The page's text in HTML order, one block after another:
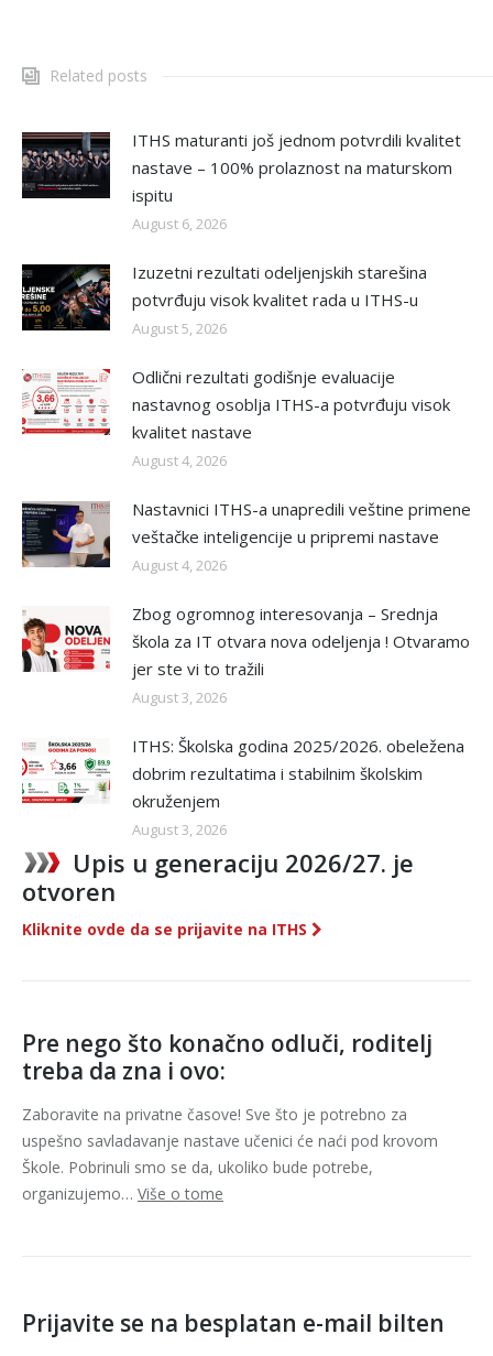
Related posts
ITHS maturanti još jednom potvrdili kvalitet
nastave – 100% prolaznost na maturskom
ispitu
August 6, 2026
Izuzetni rezultati odeljenjskih starešina
potvrđuju visok kvalitet rada u ITHS-u
August 5, 2026
Odlični rezultati godišnje evaluacije
nastavnog osoblja ITHS-a potvrđuju visok
kvalitet nastave
August 4, 2026
Nastavnici ITHS-a unapredili veštine primene
veštačke inteligencije u pripremi nastave
August 4, 2026
Zbog ogromnog interesovanja – Srednja
škola za IT otvara nova odeljenja ! Otvaramo
jer ste vi to tražili
August 3, 2026
ITHS: Školska godina 2025/2026. obeležena
dobrim rezultatima i stabilnim školskim
okruženjem
August 3, 2026
Upis u generaciju 2026/27. je
otvoren
Kliknite ovde da se prijavite na ITHS
Pre nego što konačno odluči, roditelj
treba da zna i ovo:
Zaboravite na privatne časove! Sve što je potrebno za
uspešno savladavanje nastave učenici će naći pod krovom
Škole. Pobrinuli smo se da, ukoliko bude potrebe,
organizujemo… Više o tome
Prijavite se na besplatan e-mail bilten